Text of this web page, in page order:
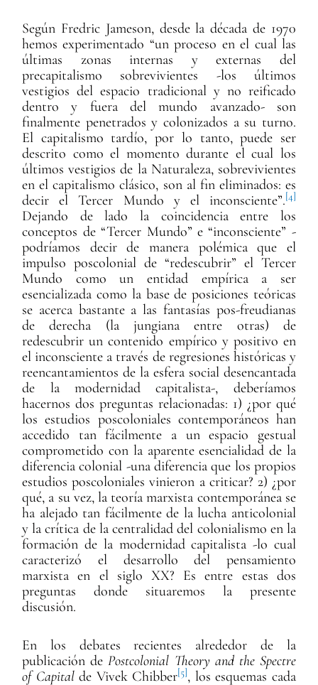
Según Fredric Jameson, desde la década de 1970
hemos experimentado “un proceso en el cual las
últimas zonas internas y externas del
precapitalismo sobrevivientes -los últimos
vestigios del espacio tradicional y no reificado
dentro y fuera del mundo avanzado- son
finalmente penetrados y colonizados a su turno.
El capitalismo tardío, por lo tanto, puede ser
descrito como el momento durante el cual los
últimos vestigios de la Naturaleza, sobrevivientes
en el capitalismo clásico, son al fin eliminados: es
decir el Tercer Mundo y el inconsciente”.[4]
Dejando de lado la coincidencia entre los
conceptos de “Tercer Mundo” e “inconsciente” -
podríamos decir de manera polémica que el
impulso poscolonial de “redescubrir” el Tercer
Mundo como un entidad empírica a ser
esencializada como la base de posiciones teóricas
se acerca bastante a las fantasías pos-freudianas
de derecha (la jungiana entre otras) de
redescubrir un contenido empírico y positivo en
el inconsciente a través de regresiones históricas y
reencantamientos de la esfera social desencantada
de la modernidad capitalista-, deberíamos
hacernos dos preguntas relacionadas: 1) ¿por qué
los estudios poscoloniales contemporáneos han
accedido tan fácilmente a un espacio gestual
comprometido con la aparente esencialidad de la
diferencia colonial -una diferencia que los propios
estudios poscoloniales vinieron a criticar? 2) ¿por
qué, a su vez, la teoría marxista contemporánea se
ha alejado tan fácilmente de la lucha anticolonial
y la crítica de la centralidad del colonialismo en la
formación de la modernidad capitalista -lo cual
caracterizó el desarrollo del pensamiento
marxista en el siglo XX? Es entre estas dos
preguntas donde situaremos la presente
discusión.
En los debates recientes alrededor de la
publicación dePostcolonial Theory and the Spectre
of Capitalde Vivek Chibber[5], los esquemas cada